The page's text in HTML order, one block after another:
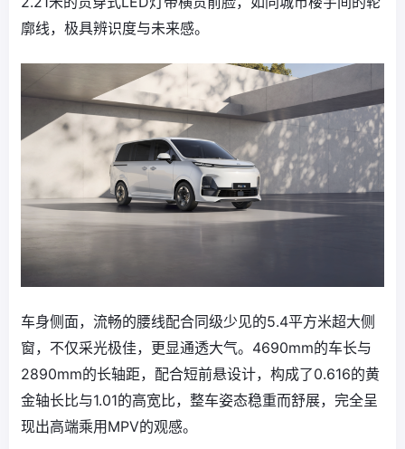
廓线，极具辨识度与未来感。
车身侧面，流畅的腰线配合同级少见的5.4平方米超大侧
窗，不仅采光极佳，更显通透大气。4690mm的车长与
2890mm的长轴距，配合短前悬设计，构成了0.616的黄
金轴长比与1.01的高宽比，整车姿态稳重而舒展，完全呈
现出高端乘用MPV的观感。